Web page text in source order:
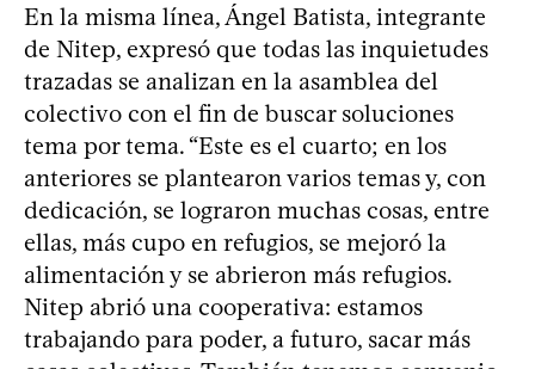
En la misma línea, Ángel Batista, integrante
de Nitep, expresó que todas las inquietudes
trazadas se analizan en la asamblea del
colectivo con el fin de buscar soluciones
tema por tema. “Este es el cuarto; en los
anteriores se plantearon varios temas y, con
dedicación, se lograron muchas cosas, entre
ellas, más cupo en refugios, se mejoró la
alimentación y se abrieron más refugios.
Nitep abrió una cooperativa: estamos
trabajando para poder, a futuro, sacar más